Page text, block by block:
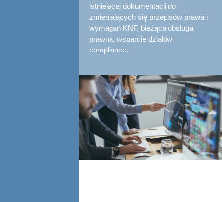
istniejącej dokumentacji do
zmieniających się przepisów prawa i
wymagań KNF, bieżąca obsługa
prawna, wsparcie działów
compliance.